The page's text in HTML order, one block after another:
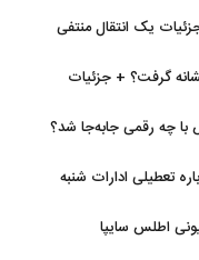
یک انتقال منتفی
گرفت؟ + جزئیات
با چه رقمی جابه‌جا شد؟
تعطیلی ادارات شنبه
اطلس سایپا